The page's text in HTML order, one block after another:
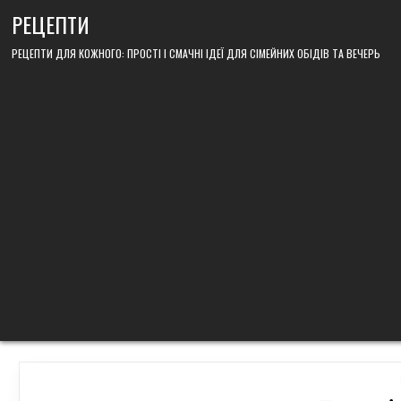
РЕЦЕПТИ
РЕЦЕПТИ ДЛЯ КОЖНОГО: ПРОСТІ І СМАЧНІ ІДЕЇ ДЛЯ СІМЕЙНИХ ОБІДІВ ТА ВЕЧЕРЬ